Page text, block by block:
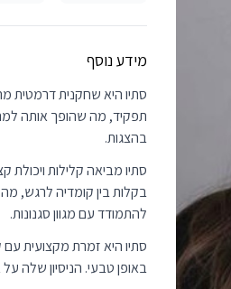
מידע נוסף
סתיו היא שחקנית דרמטית
תפקיד, מה שהופך אותה
בהצגות.
סתיו מביאה קלילות
בקלות בין קומדיה לרגש,
להתמודד עם מגוון סגנונות.
סתיו היא זמרת מקצועית עם
באופן טבעי. הניסיון שלה